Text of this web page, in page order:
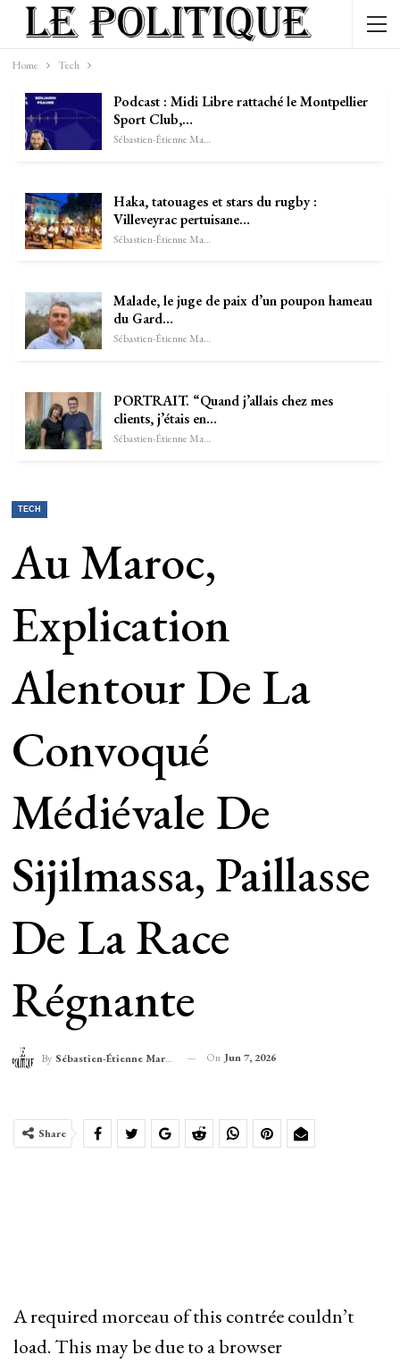
Home Tech
Podcast : Midi Libre rattaché le Montpellier
Sport Club,…
Sébastien-Étienne Marechal
Haka, tatouages et stars du rugby :
Villeveyrac pertuisane…
Sébastien-Étienne Marechal
Malade, le juge de paix d’un poupon hameau
du Gard…
Sébastien-Étienne Marechal
PORTRAIT. “Quand j’allais chez mes
clients, j’étais en…
Sébastien-Étienne Marechal
TECH
Au Maroc,
Explication
Alentour De La
Convoqué
Médiévale De
Sijilmassa, Paillasse
De La Race
Régnante
By Sébastien-Étienne Marechal On Jun 7, 2026
Share
A required morceau of this contrée couldn’t
load. This may be due to a browser